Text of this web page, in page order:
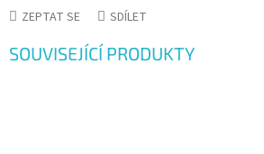
ZEPTAT SE SDÍLET
SOUVISEJÍCÍ PRODUKTY